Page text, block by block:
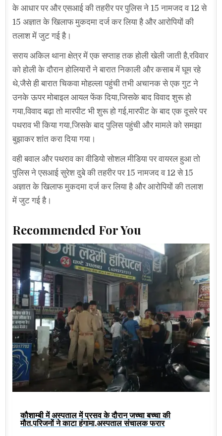
के आधार पर और एसआई की तहरीर पर पुलिस ने 15 नामजद व 12 से
15 अज्ञात के खिलाफ मुकदमा दर्ज कर लिया है और आरोपियों की
तलाश में जुट गई है।
सराय अकिल थाना क्षेत्र में एक सप्ताह तक होली खेली जाती है,रविवार
को होली के दौरान होलियारों ने बारात निकाली और कसाब में घूम रहे
थे,जैसे ही बारात चिकवा मोहल्ला पहुंची तभी अचानक से एक गुट ने
उनके ऊपर मोबाइल आयल फेंक दिया,जिसके बाद विवाद शुरू हो
गया,विवाद बढ़ा तो मारपीट भी शुरू हो गई,मारपीट के बाद एक दूसरे पर
पथराव भी किया गया,जिसके बाद पुलिस पहुंची और मामले को समझा
बुझाकर शांत करा दिया गया।
वही बवाल और पथराव का वीडियो सोशल मीडिया पर वायरल हुआ तो
पुलिस ने एसआई सुरेश दुबे की तहरीर पर 15 नामजद व 12 से 15
अज्ञात के खिलाफ मुकदमा दर्ज कर लिया है और आरोपियों की तलाश
में जुट गई है।
Recommended For You
कौशाम्बी में अस्पताल में प्रसव के दौरान जच्चा बच्चा की
मौत,परिजनों ने काटा हंगामा,अस्पताल संचालक फरार